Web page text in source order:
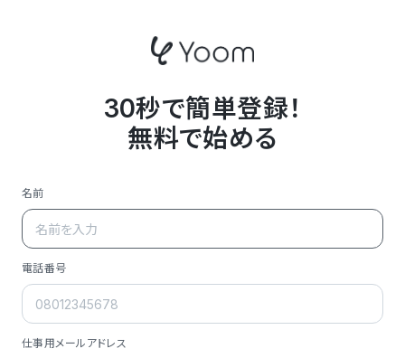
30秒で簡単登録！
無料で始める
名前
電話番号
仕事用メールアドレス